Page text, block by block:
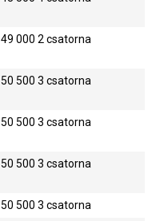
49 0002 csatorna
50 5003 csatorna
50 5003 csatorna
50 5003 csatorna
50 5003 csatorna